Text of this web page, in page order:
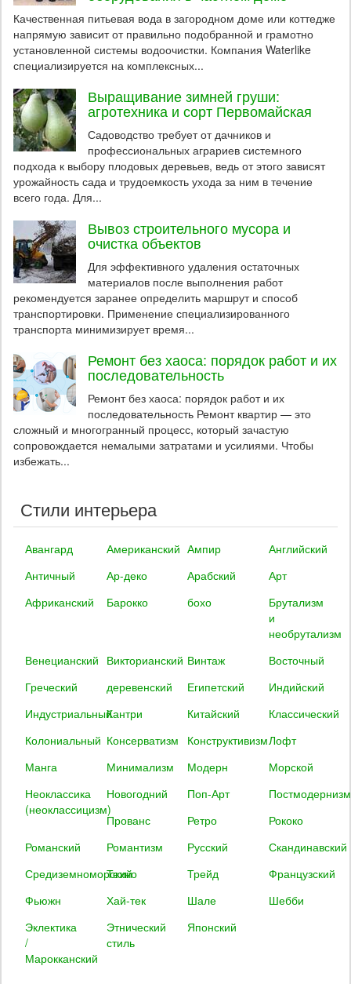
Качественная питьевая вода в загородном доме или коттедже
напрямую зависит от правильно подобранной и грамотно
установленной системы водоочистки. Компания Waterlike
специализируется на комплексных...
Выращивание зимней груши:
агротехника и сорт Первомайская
Садоводство требует от дачников и
профессиональных аграриев системного
подхода к выбору плодовых деревьев, ведь от этого зависят
урожайность сада и трудоемкость ухода за ним в течение
всего года. Для...
Вывоз строительного мусора и
очистка объектов
Для эффективного удаления остаточных
материалов после выполнения работ
рекомендуется заранее определить маршрут и способ
транспортировки. Применение специализированного
транспорта минимизирует время...
Ремонт без хаоса: порядок работ и их
последовательность
Ремонт без хаоса: порядок работ и их
последовательность Ремонт квартир — это
сложный и многогранный процесс, который зачастую
сопровождается немалыми затратами и усилиями. Чтобы
избежать...
Стили интерьера
Авангард Американский Ампир
Английский
Античный
Ар-деко Арабский
Арт
Африканский
Барокко бохо
Брутализм
и
необрутализм
Венецианский Викторианский Винтаж
Восточный
Греческий
деревенский Египетский
Индийский
ИндустриальныйКантри Китайский
Классический
Колониальный Консерватизм КонструктивизмЛофт
Манга
Минимализм Модерн
Морской
Неоклассика
(неоклассицизм)
Новогодний Поп-Арт
Постмодернизм
Прованс
Ретро
Рококо
Романский
Романтизм Русский
Скандинавский
Средиземноморский
Техно Трейд
Французский
Фьюжн
Хай-тек Шале
Шебби
Эклектика
/
Марокканский
Этнический
стиль
Японский